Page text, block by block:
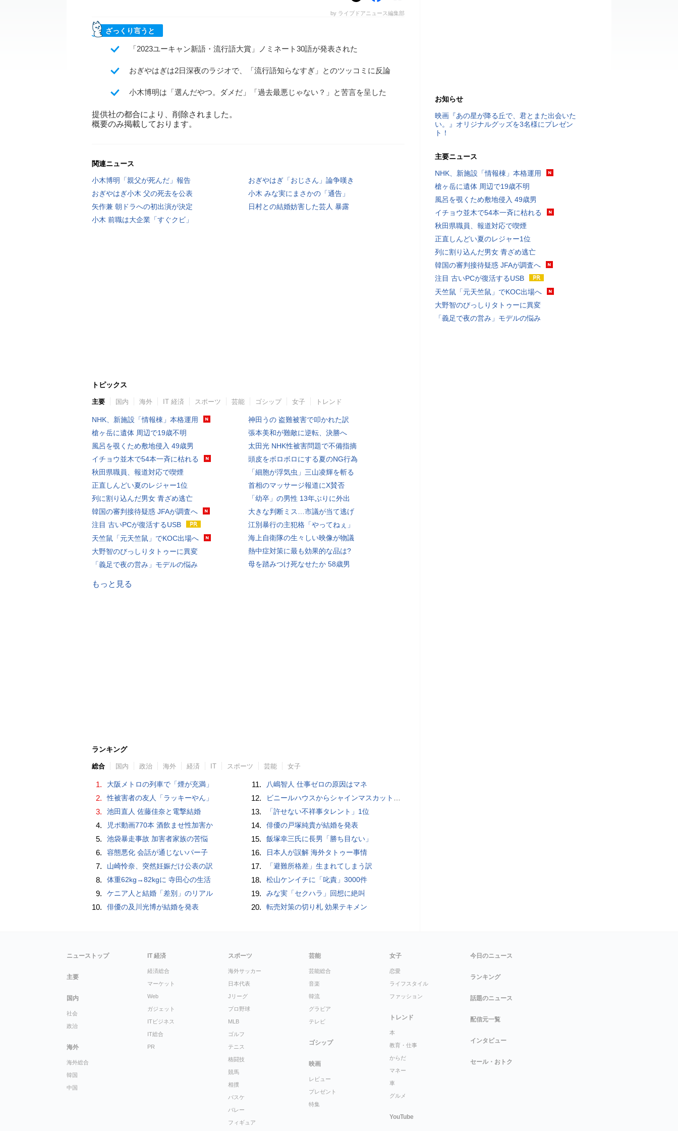
by ライブドアニュース編集部
ざっくり言うと
「2023ユーキャン新語・流行語大賞」ノミネート30語が発表された
おぎやはぎは2日深夜のラジオで、「流行語知らなすぎ」とのツッコミに反論
小木博明は「選んだやつ。ダメだ」「過去最悪じゃない？」と苦言を呈した
提供社の都合により、削除されました。
概要のみ掲載しております。
関連ニュース
小木博明「親父が死んだ」報告
おぎやはぎ「おじさん」論争嘆き
おぎやはぎ小木 父の死去を公表
小木 みな実にまさかの「通告」
矢作兼 朝ドラへの初出演が決定
日村との結婚妨害した芸人 暴露
小木 前職は大企業「すぐクビ」
トピックス
主要 国内 海外 IT 経済 スポーツ 芸能 ゴシップ 女子 トレンド
NHK、新施設「情報棟」本格運用
槍ヶ岳に遺体 周辺で19歳不明
風呂を覗くため敷地侵入 49歳男
イチョウ並木で54本一斉に枯れる
秋田県職員、報道対応で喫煙
正直しんどい夏のレジャー1位
列に割り込んだ男女 青ざめ逃亡
韓国の審判接待疑惑 JFAが調査へ
注目 古いPCが復活するUSB
天竺鼠「元天竺鼠」でKOC出場へ
大野智のびっしりタトゥーに異変
「義足で夜の営み」モデルの悩み
神田うの 盗難被害で叩かれた訳
張本美和が難敵に逆転、決勝へ
太田光 NHK性被害問題で不備指摘
頭皮をボロボロにする夏のNG行為
「細胞が浮気虫」三山凌輝を斬る
首相のマッサージ報道にX賛否
「幼卒」の男性 13年ぶりに外出
大きな判断ミス…市議が当て逃げ
江別暴行の主犯格「やってねぇ」
海上自衛隊の生々しい映像が物議
熱中症対策に最も効果的な品は?
母を踏みつけ死なせたか 58歳男
もっと見る
ランキング
総合 国内 政治 海外 経済 IT スポーツ 芸能 女子
1. 大阪メトロの列車で「煙が充満」
2. 性被害者の友人「ラッキーやん」
3. 池田直人 佐藤佳奈と電撃結婚
4. 児ポ動画770本 酒飲ませ性加害か
5. 池袋暴走事故 加害者家族の苦悩
6. 容態悪化 会話が通じないパー子
7. 山崎怜奈、突然妊娠だけ公表の訳
8. 体重62kg→82kgに 寺田心の生活
9. ケニア人と結婚「差別」のリアル
10. 俳優の及川光博が結婚を発表
11. 八嶋智人 仕事ゼロの原因はマネ
12. ビニールハウスからシャインマスカット約200房を盗んだ疑い ネットで販売か 無職の男（42）逮捕 岡山県警
13. 「許せない不祥事タレント」1位
14. 俳優の戸塚純貴が結婚を発表
15. 飯塚幸三氏に長男「勝ち目ない」
16. 日本人が誤解 海外タトゥー事情
17. 「避難所格差」生まれてしまう訳
18. 松山ケンイチに「叱責」3000件
19. みな実「セクハラ」回想に絶叫
20. 転売対策の切り札 効果テキメン
お知らせ
映画『あの星が降る丘で、君とまた出会いた
い。』オリジナルグッズを3名様にプレゼン
ト！
主要ニュース
NHK、新施設「情報棟」本格運用
槍ヶ岳に遺体 周辺で19歳不明
風呂を覗くため敷地侵入 49歳男
イチョウ並木で54本一斉に枯れる
秋田県職員、報道対応で喫煙
正直しんどい夏のレジャー1位
列に割り込んだ男女 青ざめ逃亡
韓国の審判接待疑惑 JFAが調査へ
注目 古いPCが復活するUSB
天竺鼠「元天竺鼠」でKOC出場へ
大野智のびっしりタトゥーに異変
「義足で夜の営み」モデルの悩み
ニューストップ
主要
国内
社会
政治
海外
海外総合
韓国
中国
IT 経済
経済総合
マーケット
Web
ガジェット
ITビジネス
IT総合
PR
スポーツ
海外サッカー
日本代表
Jリーグ
プロ野球
MLB
ゴルフ
テニス
格闘技
競馬
相撲
バスケ
バレー
フィギュア
芸能
芸能総合
音楽
韓流
グラビア
テレビ
ゴシップ
映画
レビュー
プレゼント
特集
女子
恋愛
ライフスタイル
ファッション
トレンド
本
教育・仕事
からだ
マネー
車
グルメ
YouTube
今日のニュース
ランキング
話題のニュース
配信元一覧
インタビュー
セール・おトク